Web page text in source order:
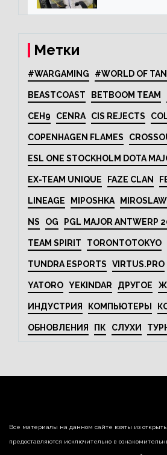
Метки
#WARGAMING #WORLD OF
BEASTCOAST BETBOOM TEAM
CEH9 CENRA CIS REJECTS
COPENHAGEN FLAMES
ESL ONE STOCKHOLM DOTA
EX-TEAM UNIQUE FAZE CLAN
LINEAGE MIPOSHKA MIROSLAW
NS OG PGL MAJOR ANTWERP
TEAM SPIRIT TORONTOTOKYO
TUNDRA ESPORTS VIRTUS.PRO
YATORO YEKINDAR ДРУГОЕ
ИНДУСТРИЯ КОМПЬЮТЕРЫ
ОБНОВЛЕНИЯ ПК СЛУХИ
Все материалы на данном сайте взяты из
предоставляются исключительно в